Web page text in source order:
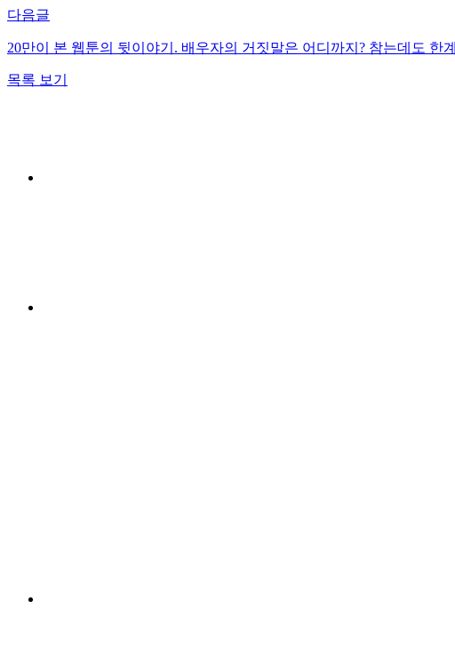
다음글
20만이 본 웹툰의 뒷이야기. 배우자의 거짓말은 어디까지? 참는데도 한
목록 보기